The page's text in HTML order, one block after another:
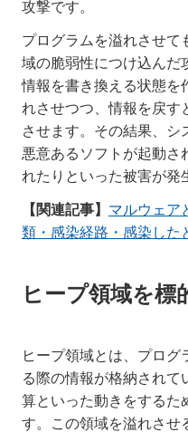
攻撃です。
プログラムを溢れさせて
域の脆弱性につけ込んだ
情報を書き換える状態を
れさせつつ、情報を戻す
させます。その結果、シ
悪意あるソフトが起動さ
れたりといった被害が発
【関連記事】 マルウェア
類・感染経路・感染した
ヒープ領域を標
ヒープ領域とは、プログ
る際の情報が格納されて
算といった動きをするた
す。この領域を溢れさせ